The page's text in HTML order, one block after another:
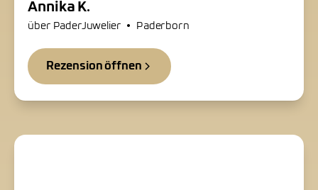
Annika K.
über PaderJuwelier • Paderborn
Rezension öffnen